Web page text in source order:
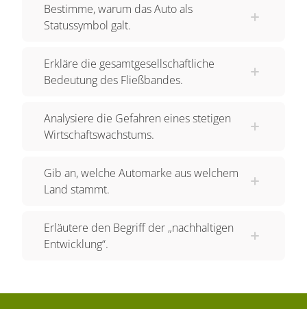
Bestimme, warum das Auto als
Statussymbol galt.
Erkläre die gesamtgesellschaftliche
Bedeutung des Fließbandes.
Analysiere die Gefahren eines stetigen
Wirtschaftswachstums.
Gib an, welche Automarke aus welchem
Land stammt.
Erläutere den Begriff der „nachhaltigen
Entwicklung“.